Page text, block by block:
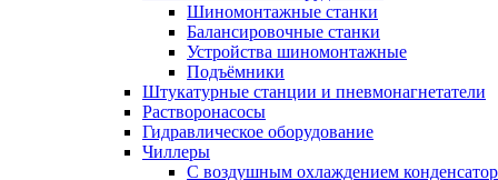
Шиномонтажные станки
Балансировочные станки
Устройства шиномонтажные
Подъёмники
Штукатурные станции и пневмонагнетатели
Растворонасосы
Гидравлическое оборудование
Чиллеры
С воздушным охлаждением